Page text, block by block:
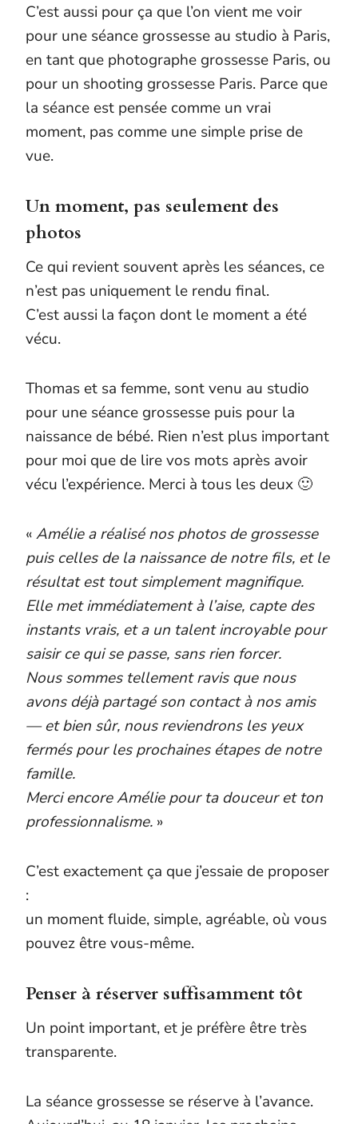
C’est aussi pour ça que l’on vient me voir
pour une séance grossesse au studio à Paris,
en tant que photographe grossesse Paris, ou
pour un shooting grossesse Paris. Parce que
la séance est pensée comme un vrai
moment, pas comme une simple prise de
vue.
Un moment, pas seulement des
photos
Ce qui revient souvent après les séances, ce
n’est pas uniquement le rendu final.
C’est aussi la façon dont le moment a été
vécu.
Thomas et sa femme, sont venu au studio
pour une séance grossesse puis pour la
naissance de bébé. Rien n’est plus important
pour moi que de lire vos mots après avoir
vécu l’expérience. Merci à tous les deux 🙂
«Amélie a réalisé nos photos de grossesse
puis celles de la naissance de notre fils, et le
résultat est tout simplement magnifique.
Elle met immédiatement à l’aise, capte des
instants vrais, et a un talent incroyable pour
saisir ce qui se passe, sans rien forcer.
Nous sommes tellement ravis que nous
avons déjà partagé son contact à nos amis
— et bien sûr, nous reviendrons les yeux
fermés pour les prochaines étapes de notre
famille.
Merci encore Amélie pour ta douceur et ton
professionnalisme. »
C’est exactement ça que j’essaie de proposer
:
un moment fluide, simple, agréable, où vous
pouvez être vous-même.
Penser à réserver suffisamment tôt
Un point important, et je préfère être très
transparente.
La séance grossesse se réserve à l’avance.